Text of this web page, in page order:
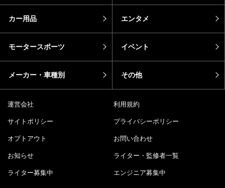
カー用品 エンタメ
モータースポーツ イベント
メーカー・車種別 その他
運営会社 利用規約
サイトポリシー プライバシーポリシー
オプトアウト お問い合わせ
お知らせ ライター・監修者一覧
ライター募集中 エンジニア募集中